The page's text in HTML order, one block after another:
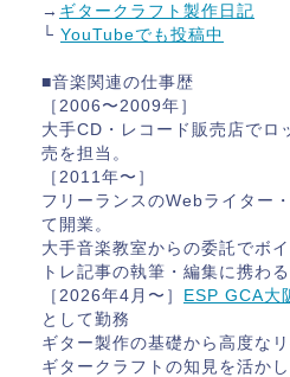
→ ギタークラフト製作日記
└ YouTubeでも投稿中
■音楽関連の仕事歴
［2006〜2009年］
大手CD・レコード販売店でロ
売を担当。
［2011年〜］
フリーランスのWebライター
て開業。
大手音楽教室からの委託でボ
トレ記事の執筆・編集に携わる
［2026年4月〜］
ESP GCA大
として勤務
ギター製作の基礎から高度な
ギタークラフトの知見を活か